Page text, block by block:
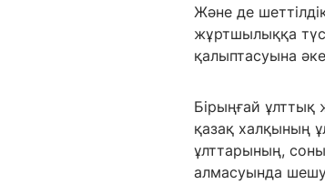
Және де
жұртшылыққа
қалыптасуына
Бірыңғай ұлттық
қазақ халқының
ұлттарының,
алмасуында